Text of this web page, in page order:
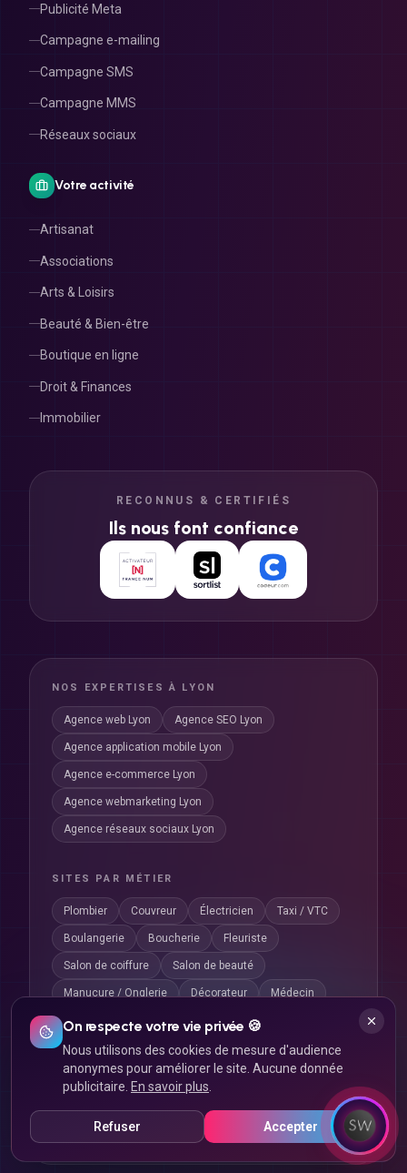
Publicité Meta
Campagne e-mailing
Campagne SMS
Campagne MMS
Réseaux sociaux
Votre activité
Artisanat
Associations
Arts & Loisirs
Beauté & Bien-être
Boutique en ligne
Droit & Finances
Immobilier
RECONNUS & CERTIFIÉS
Ils nous font confiance
NOS EXPERTISES À LYON
Agence web Lyon Agence SEO Lyon
Agence application mobile Lyon
Agence e-commerce Lyon
Agence webmarketing Lyon
Agence réseaux sociaux Lyon
SITES PAR MÉTIER
Plombier Couvreur Électricien Taxi / VTC
Boulangerie Boucherie Fleuriste
Salon de coiffure Salon de beauté
Manucure / Onglerie Décorateur Médecin
Dentiste Ostéopathe App CSE
Click & Collect
CRÉATION DE SITE INTERNET PAR
VILLE
(316villes)
Afficher
On respecte votre vie privée 🍪
Nous utilisons des cookies de mesure d'audience
anonymes pour améliorer le site. Aucune donnée
publicitaire. En savoir plus
Refuser Accepter